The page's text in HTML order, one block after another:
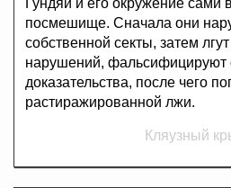
Гундяй и его окружение сами
посмешище. Сначала они
собственной секты, затем
нарушений, фальсифицируют
доказательства, после чего
растиражированной лжи.
Кляузный